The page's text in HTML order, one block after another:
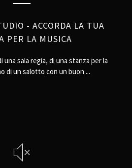
- ACCORDA LA TUA
PER LA MUSICA
una sala regia, di una stanza per la
di un salotto con un buon ...